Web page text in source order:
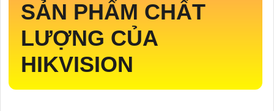
SẢN PHẨM CHẤT
LƯỢNG CỦA
HIKVISION